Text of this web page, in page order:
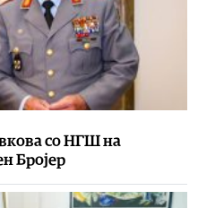
со НГШ на
Бројер